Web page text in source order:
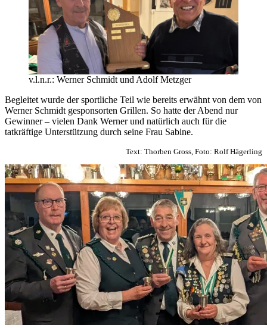
v.l.n.r.: Werner Schmidt und Adolf Metzger
Begleitet wurde der sportliche Teil wie bereits erwähnt von dem von
Werner Schmidt gesponsorten Grillen. So hatte der Abend nur
Gewinner – vielen Dank Werner und natürlich auch für die
tatkräftige Unterstützung durch seine Frau Sabine.
Text: Thorben Gross, Foto: Rolf Hägerling